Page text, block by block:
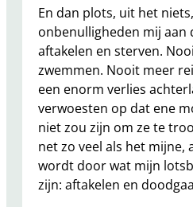
En dan plots, uit het
onbenulligheden mij aan
aftakelen en sterven.
zwemmen. Nooit meer
een enorm verlies
verwoesten op dat ene
niet zou zijn om ze te
net zo veel als het mijne,
wordt door wat mijn
zijn: aftakelen en